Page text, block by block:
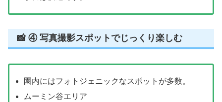
📸 ④ 写真撮影スポットでじっくり楽しむ
園内にはフォトジェニックなスポットが多数。
ムーミン谷エリア